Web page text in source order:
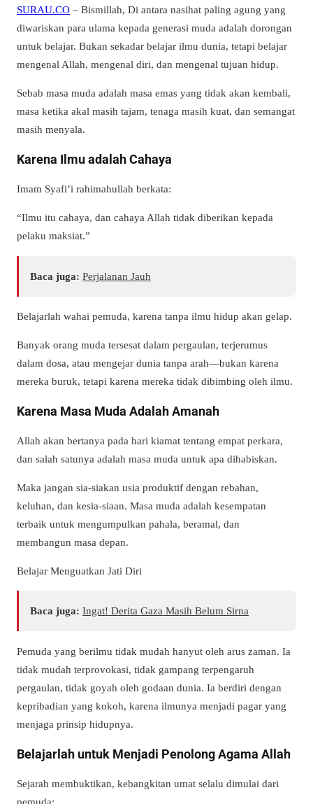
SURAU.CO – Bismillah, Di antara nasihat paling agung yang
diwariskan para ulama kepada generasi muda adalah dorongan
untuk belajar. Bukan sekadar belajar ilmu dunia, tetapi belajar
mengenal Allah, mengenal diri, dan mengenal tujuan hidup.
Sebab masa muda adalah masa emas yang tidak akan kembali,
masa ketika akal masih tajam, tenaga masih kuat, dan semangat
masih menyala.
Karena Ilmu adalah Cahaya
Imam Syafi’i rahimahullah berkata:
“Ilmu itu cahaya, dan cahaya Allah tidak diberikan kepada
pelaku maksiat.”
Baca juga: Perjalanan Jauh
Belajarlah wahai pemuda, karena tanpa ilmu hidup akan gelap.
Banyak orang muda tersesat dalam pergaulan, terjerumus
dalam dosa, atau mengejar dunia tanpa arah—bukan karena
mereka buruk, tetapi karena mereka tidak dibimbing oleh ilmu.
Karena Masa Muda Adalah Amanah
Allah akan bertanya pada hari kiamat tentang empat perkara,
dan salah satunya adalah masa muda untuk apa dihabiskan.
Maka jangan sia-siakan usia produktif dengan rebahan,
keluhan, dan kesia-siaan. Masa muda adalah kesempatan
terbaik untuk mengumpulkan pahala, beramal, dan
membangun masa depan.
Belajar Menguatkan Jati Diri
Baca juga: Ingat! Derita Gaza Masih Belum Sirna
Pemuda yang berilmu tidak mudah hanyut oleh arus zaman. Ia
tidak mudah terprovokasi, tidak gampang terpengaruh
pergaulan, tidak goyah oleh godaan dunia. Ia berdiri dengan
kepribadian yang kokoh, karena ilmunya menjadi pagar yang
menjaga prinsip hidupnya.
Belajarlah untuk Menjadi Penolong Agama Allah
Sejarah membuktikan, kebangkitan umat selalu dimulai dari
pemuda: